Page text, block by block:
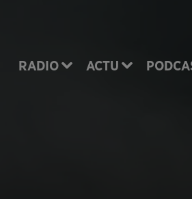
RADIO ACTU